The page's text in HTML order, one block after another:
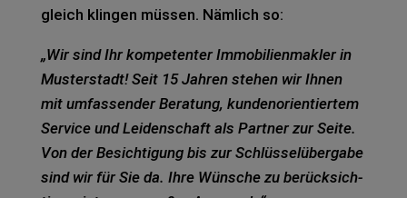
gleich klin­gen müs­sen. Näm­lich so:
„Wir sind Ihr kom­pe­ten­ter Immo­bi­li­en­mak­ler in
Mus­ter­stadt! Seit 15 Jah­ren ste­hen wir Ihnen
mit umfas­sen­der Bera­tung, kun­den­ori­en­tier­tem
Ser­vice und Lei­den­schaft als Part­ner zur Seite.
Von der Besich­ti­gung bis zur Schlüs­sel­über­ga­be
sind wir für Sie da. Ihre Wün­sche zu berück­sich­